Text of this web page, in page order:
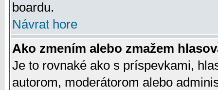
boardu.
Návrat hore
Ako zmením alebo zmažem
Je to rovnaké ako s príspevkami,
autorom, moderátorom alebo